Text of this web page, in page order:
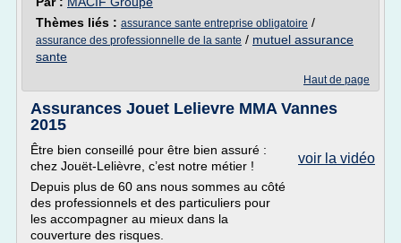
Thèmes liés : assurance sante entreprise obligatoire /
assurance des professionnelle de la sante / mutuel assurance
sante
Haut de page
Assurances Jouet Lelievre MMA Vannes
2015
voir la vidéo
Être bien conseillé pour être bien assuré :
chez Jouët-Lelièvre, c’est notre métier !
Depuis plus de 60 ans nous sommes au côté
des professionnels et des particuliers pour
les accompagner au mieux dans la
couverture des risques.